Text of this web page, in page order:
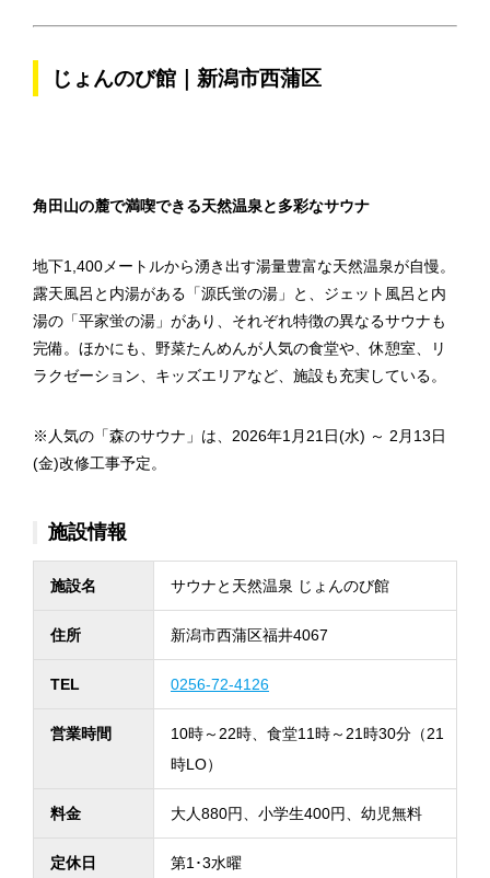
じょんのび館｜新潟市西蒲区
角田山の麓で満喫できる天然温泉と多彩なサウナ
地下1,400メートルから湧き出す湯量豊富な天然温泉が自慢。
露天風呂と内湯がある「源氏蛍の湯」と、ジェット風呂と内
湯の「平家蛍の湯」があり、それぞれ特徴の異なるサウナも
完備。ほかにも、野菜たんめんが人気の食堂や、休憩室、リ
ラクゼーション、キッズエリアなど、施設も充実している。
※人気の「森のサウナ」は、2026年1月21日(水) ～ 2月13日
(金)改修工事予定。
施設情報
施設名 サウナと天然温泉 じょんのび館
住所 新潟市西蒲区福井4067
TEL 0256-72-4126
営業時間
10時～22時、食堂11時～21時30分（21
時LO）
料金 大人880円、小学生400円、幼児無料
定休日 第1･3水曜